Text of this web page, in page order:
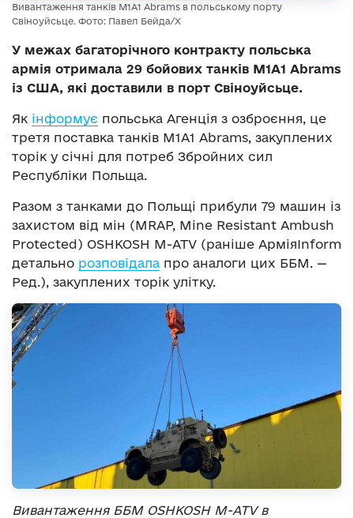
Вивантаження танків M1A1 Abrams в польському порту
Свіноуйсьце. Фото: Павел Бейда/Х
У межах багаторічного контракту польська
армія отримала 29 бойових танків M1A1 Abrams
із США, які доставили в порт Свіноуйсьце.
Як інформує польська Агенція з озброєння, це
третя поставка танків M1A1 Abrams, закуплених
торік у січні для потреб Збройних сил
Республіки Польща.
Разом з танками до Польщі прибули 79 машин із
захистом від мін (MRAP, Mine Resistant Ambush
Protected) OSHKOSH M-ATV (раніше АрміяInform
детально розповідала про аналоги цих ББМ. —
Ред.), закуплених торік улітку.
Вивантаження ББМ OSHKOSH M-ATV в